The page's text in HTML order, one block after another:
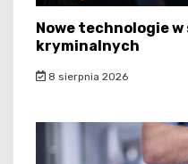
Nowe technologie w
kryminalnych
8 sierpnia 2026